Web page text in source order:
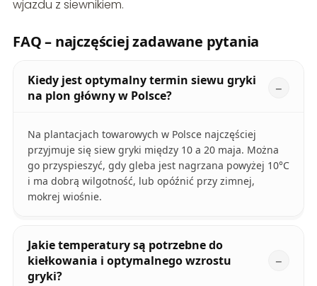
wjazdu z siewnikiem.
FAQ – najczęściej zadawane pytania
Kiedy jest optymalny termin siewu gryki
na plon główny w Polsce?
Na plantacjach towarowych w Polsce najczęściej
przyjmuje się siew gryki między 10 a 20 maja. Można
go przyspieszyć, gdy gleba jest nagrzana powyżej 10°C
i ma dobrą wilgotność, lub opóźnić przy zimnej,
mokrej wiośnie.
Jakie temperatury są potrzebne do
kiełkowania i optymalnego wzrostu
gryki?